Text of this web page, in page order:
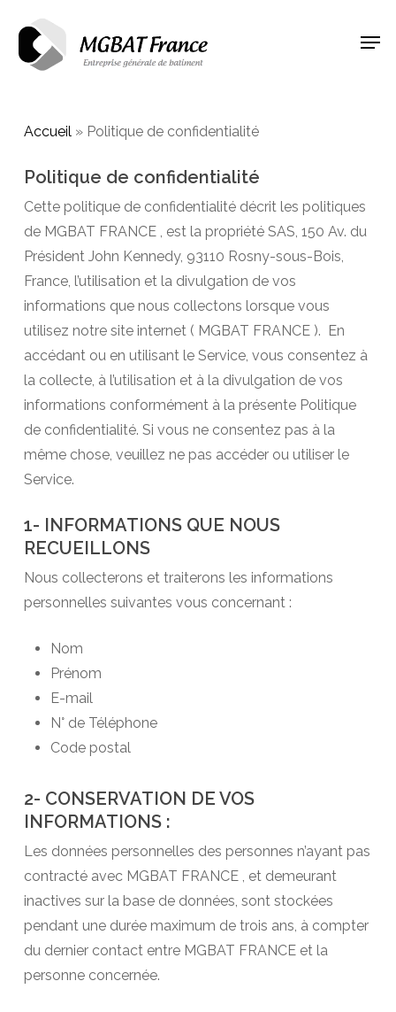
main
Accueil» Politique de confidentialité
Politique de confidentialité
Cette politique de confidentialité décrit les politiques
de MGBAT FRANCE , est la propriété SAS, 150 Av. du
Président John Kennedy, 93110 Rosny-sous-Bois,
France, l’utilisation et la divulgation de vos
informations que nous collectons lorsque vous
utilisez notre site internet ( MGBAT FRANCE ). En
accédant ou en utilisant le Service, vous consentez à
la collecte, à l’utilisation et à la divulgation de vos
informations conformément à la présente Politique
de confidentialité. Si vous ne consentez pas à la
même chose, veuillez ne pas accéder ou utiliser le
Service.
1- INFORMATIONS QUE NOUS
RECUEILLONS
Nous collecterons et traiterons les informations
personnelles suivantes vous concernant :
Nom
Prénom
E-mail
N° de Téléphone
Code postal
2- CONSERVATION DE VOS
INFORMATIONS :
Les données personnelles des personnes n’ayant pas
contracté avec MGBAT FRANCE , et demeurant
inactives sur la base de données, sont stockées
pendant une durée maximum de trois ans, à compter
du dernier contact entre MGBAT FRANCE et la
personne concernée.